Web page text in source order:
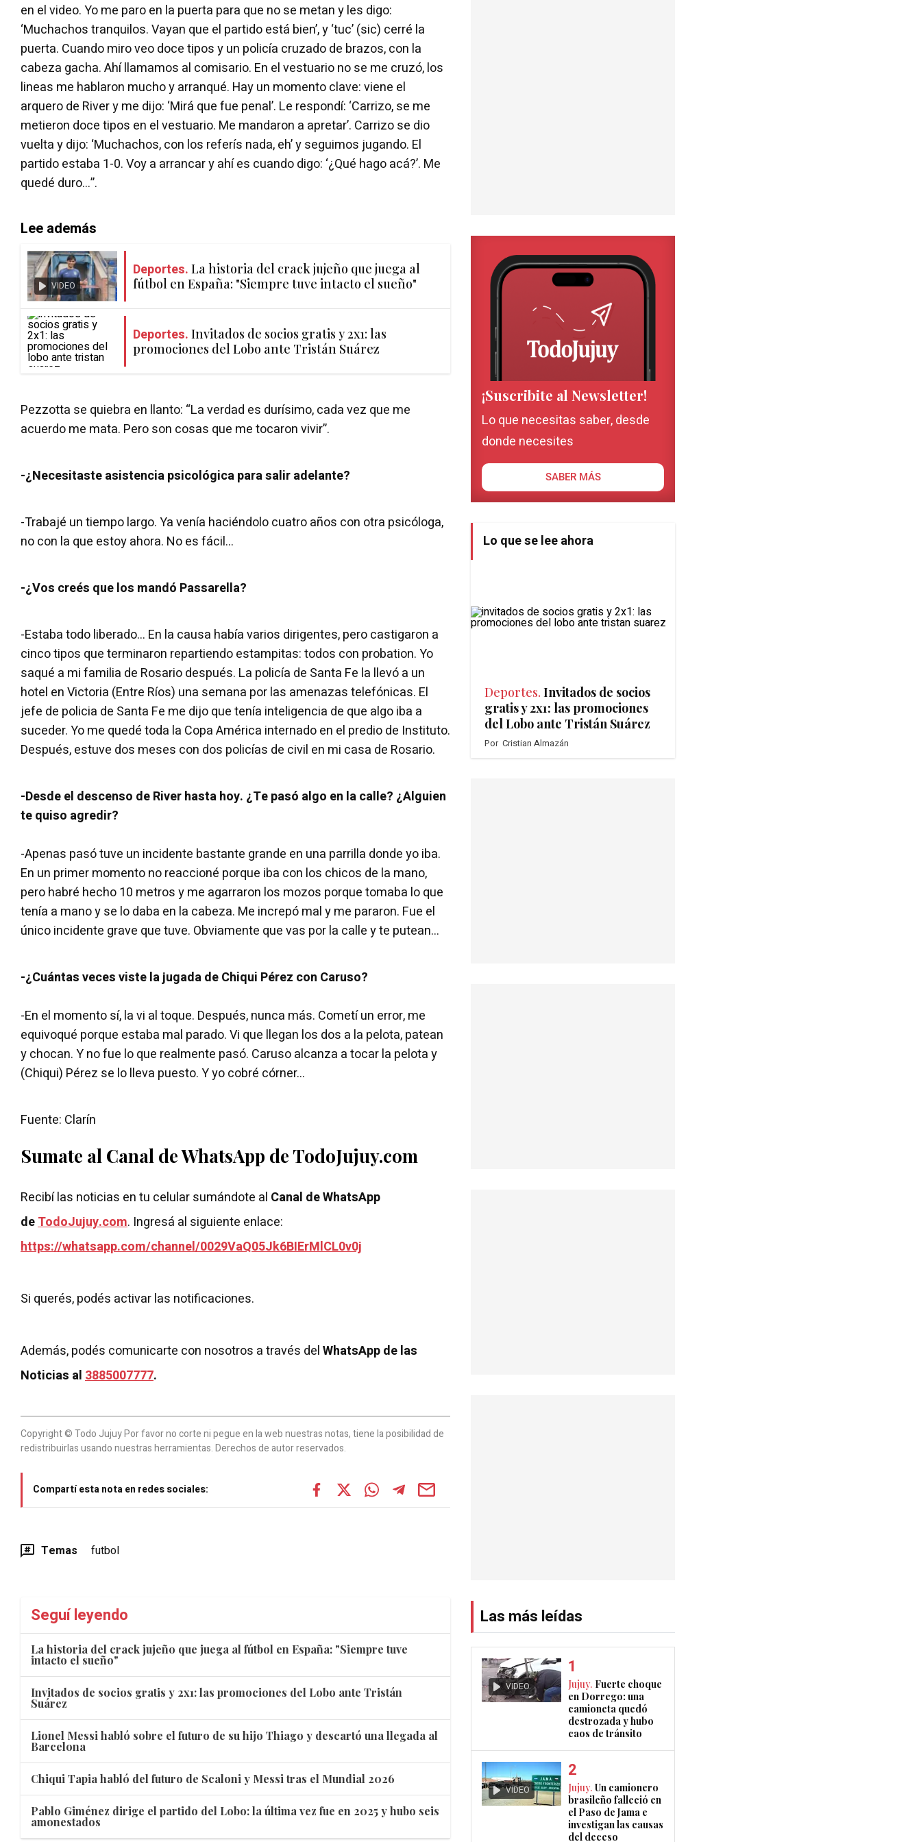
en el video. Yo me paro en la puerta para que no se metan y les digo:
‘Muchachos tranquilos. Vayan que el partido está bien’, y ‘tuc’ (sic) cerré la
puerta. Cuando miro veo doce tipos y un policía cruzado de brazos, con la
cabeza gacha. Ahí llamamos al comisario. En el vestuario no se me cruzó, los
lineas me hablaron mucho y arranqué. Hay un momento clave: viene el
arquero de River y me dijo: ‘Mirá que fue penal’. Le respondí: ‘Carrizo, se me
metieron doce tipos en el vestuario. Me mandaron a apretar’. Carrizo se dio
vuelta y dijo: ‘Muchachos, con los referís nada, eh’ y seguimos jugando. El
partido estaba 1-0. Voy a arrancar y ahí es cuando digo: ‘¿Qué hago acá?’. Me
quedé duro...”.
Lee además
VIDEO
Deportes. La historia del crack jujeño que juega al
fútbol en España: "Siempre tuve intacto el sueño"
Deportes. Invitados de socios gratis y 2x1: las
promociones del Lobo ante Tristán Suárez
Pezzotta se quiebra en llanto: “La verdad es durísimo, cada vez que me
acuerdo me mata. Pero son cosas que me tocaron vivir”.
-¿Necesitaste asistencia psicológica para salir adelante?
-Trabajé un tiempo largo. Ya venía haciéndolo cuatro años con otra psicóloga,
no con la que estoy ahora. No es fácil...
-¿Vos creés que los mandó Passarella?
-Estaba todo liberado... En la causa había varios dirigentes, pero castigaron a
cinco tipos que terminaron repartiendo estampitas: todos con probation. Yo
saqué a mi familia de Rosario después. La policía de Santa Fe la llevó a un
hotel en Victoria (Entre Ríos) una semana por las amenazas telefónicas. El
jefe de policia de Santa Fe me dijo que tenía inteligencia de que algo iba a
suceder. Yo me quedé toda la Copa América internado en el predio de Instituto.
Después, estuve dos meses con dos policías de civil en mi casa de Rosario.
-Desde el descenso de River hasta hoy. ¿Te pasó algo en la calle? ¿Alguien
te quiso agredir?
-Apenas pasó tuve un incidente bastante grande en una parrilla donde yo iba.
En un primer momento no reaccioné porque iba con los chicos de la mano,
pero habré hecho 10 metros y me agarraron los mozos porque tomaba lo que
tenía a mano y se lo daba en la cabeza. Me increpó mal y me pararon. Fue el
único incidente grave que tuve. Obviamente que vas por la calle y te putean...
-¿Cuántas veces viste la jugada de Chiqui Pérez con Caruso?
-En el momento sí, la vi al toque. Después, nunca más. Cometí un error, me
equivoqué porque estaba mal parado. Vi que llegan los dos a la pelota, patean
y chocan. Y no fue lo que realmente pasó. Caruso alcanza a tocar la pelota y
(Chiqui) Pérez se lo lleva puesto. Y yo cobré córner...
Fuente: Clarín
Sumate al Canal de WhatsApp de TodoJujuy.com
Recibí las noticias en tu celular sumándote al Canal de WhatsApp
deTodoJujuy.com. Ingresá al siguiente enlace:
https://whatsapp.com/channel/0029VaQ05Jk6BIErMlCL0v0j
Si querés, podés activar las notificaciones.
Además, podés comunicarte con nosotros a través delWhatsApp de las
Noticias al3885007777.
Copyright © Todo Jujuy Por favor no corte ni pegue en la web nuestras notas, tiene la posibilidad de
redistribuirlas usando nuestras herramientas. Derechos de autor reservados.
Compartí esta nota en redes sociales:
Temas futbol
Seguí leyendo
La historia del crack jujeño que juega al fútbol en España: "Siempre tuve
intacto el sueño"
Invitados de socios gratis y 2x1: las promociones del Lobo ante Tristán
Suárez
Lionel Messi habló sobre el futuro de su hijo Thiago y descartó una llegada al
Barcelona
Chiqui Tapia habló del futuro de Scaloni y Messi tras el Mundial 2026
Pablo Giménez dirige el partido del Lobo: la última vez fue en 2025 y hubo seis
amonestados
¡Suscribite al Newsletter!
Lo que necesitas saber, desde
donde necesites
SABER MÁS
Lo que se lee ahora
Deportes. Invitados de socios
gratis y 2x1: las promociones
del Lobo ante Tristán Suárez
Por Cristian Almazán
Las más leídas
VIDEO Jujuy. Fuerte choque
en Dorrego: una
camioneta quedó
destrozada y hubo
caos de tránsito
VIDEO Jujuy. Un camionero
brasileño falleció en
el Paso de Jama e
investigan las causas
del deceso